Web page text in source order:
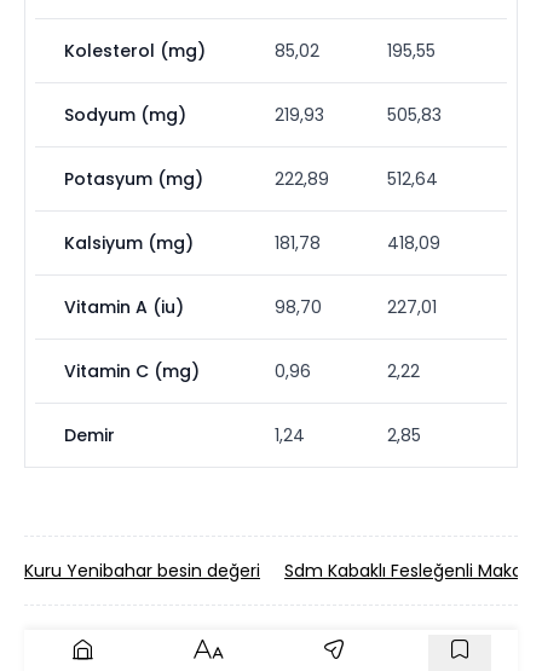
Kolesterol (mg) 85,02 195,55
Sodyum (mg) 219,93 505,83
Potasyum (mg) 222,89 512,64
Kalsiyum (mg) 181,78 418,09
Vitamin A (iu) 98,70 227,01
Vitamin C (mg) 0,96 2,22
Demir 1,24 2,85
Kuru Yenibahar besin değeri Sdm Kabaklı Fesleğenli